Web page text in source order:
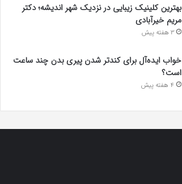
بهترین کلینیک زیبایی در نزدیک شهر اندیشه؛ دکتر
مریم خیرآبادی
3 هفته پیش
خواب ایده‌آل برای کندتر شدن پیری بدن چند ساعت
است؟
4 هفته پیش